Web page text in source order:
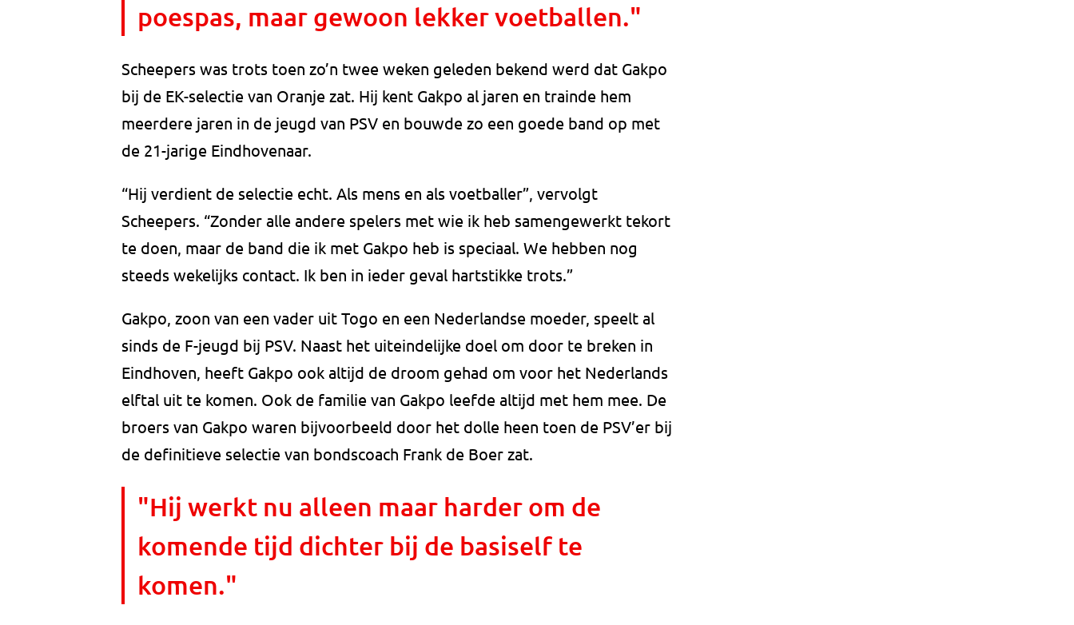
poespas, maar gewoon lekker voetballen."
Scheepers was trots toen zo’n twee weken geleden bekend werd dat Gakpo
bij de EK-selectie van Oranje zat. Hij kent Gakpo al jaren en trainde hem
meerdere jaren in de jeugd van PSV en bouwde zo een goede band op met
de 21-jarige Eindhovenaar.
“Hij verdient de selectie echt. Als mens en als voetballer”, vervolgt
Scheepers. “Zonder alle andere spelers met wie ik heb samengewerkt tekort
te doen, maar de band die ik met Gakpo heb is speciaal. We hebben nog
steeds wekelijks contact. Ik ben in ieder geval hartstikke trots.”
Gakpo, zoon van een vader uit Togo en een Nederlandse moeder, speelt al
sinds de F-jeugd bij PSV. Naast het uiteindelijke doel om door te breken in
Eindhoven, heeft Gakpo ook altijd de droom gehad om voor het Nederlands
elftal uit te komen. Ook de familie van Gakpo leefde altijd met hem mee. De
broers van Gakpo waren bijvoorbeeld door het dolle heen toen de PSV’er bij
de definitieve selectie van bondscoach Frank de Boer zat.
"Hij werkt nu alleen maar harder om de
komende tijd dichter bij de basiself te
komen."